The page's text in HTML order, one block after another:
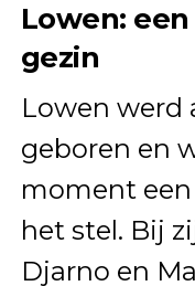
Lowen:
gezin
Lowen werd
geboren en
moment
het stel. Bij
Djarno en